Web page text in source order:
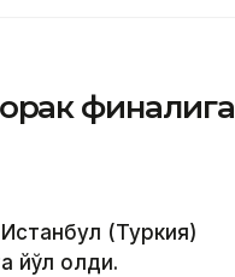
финалига
(Туркия)
йўл олди.